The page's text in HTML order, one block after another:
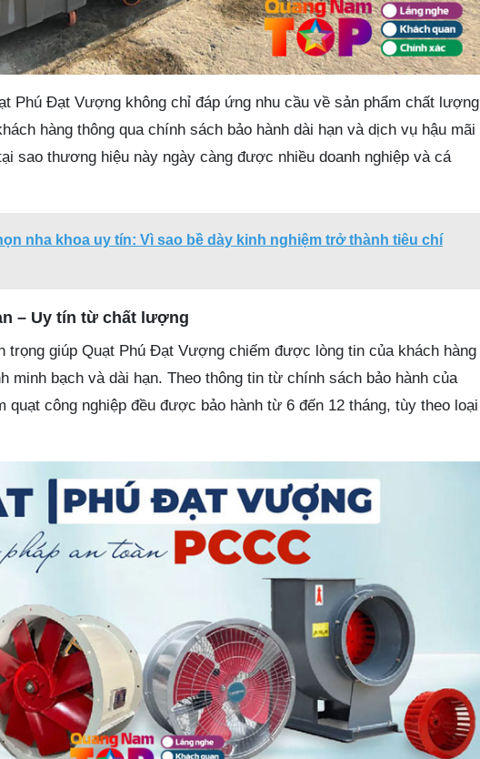
Phú Đạt Vượng không chỉ đáp ứng nhu cầu về sản phẩm chất lượng
hàng thông qua chính sách bảo hành dài hạn và dịch vụ hậu mãi
sao thương hiệu này ngày càng được nhiều doanh nghiệp và cá
nha khoa uy tín: Vì sao bề dày kinh nghiệm trở thành tiêu chí
– Uy tín từ chất lượng
trọng giúp Quạt Phú Đạt Vượng chiếm được lòng tin của khách hàng
minh bạch và dài hạn. Theo thông tin từ chính sách bảo hành của
quạt công nghiệp đều được bảo hành từ 6 đến 12 tháng, tùy theo loại